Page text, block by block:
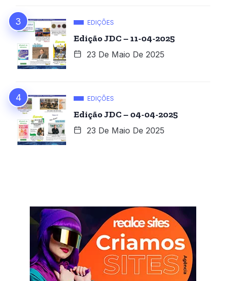
EDIÇÕES
Edição JDC – 11-04-2025
23 De Maio De 2025
EDIÇÕES
Edição JDC – 04-04-2025
23 De Maio De 2025